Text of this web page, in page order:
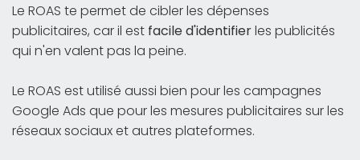
Le ROAS te permet de cibler les dépenses
publicitaires, car il est facile d'identifierles publicités
qui n'en valent pas la peine.
Le ROAS est utilisé aussi bien pour les campagnes
Google Ads que pour les mesures publicitaires sur les
réseaux sociaux et autres plateformes.